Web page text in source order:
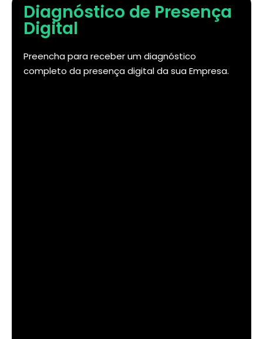
Diagnóstico de Presença
Digital
Preencha para receber um diagnóstico
completo da presença digital da sua Empresa.